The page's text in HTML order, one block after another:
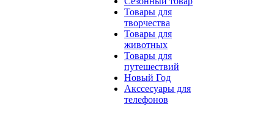
Товары для
творчества
Товары для
животных
Товары для
путешествий
Новый Год
Акссесуары для
телефонов